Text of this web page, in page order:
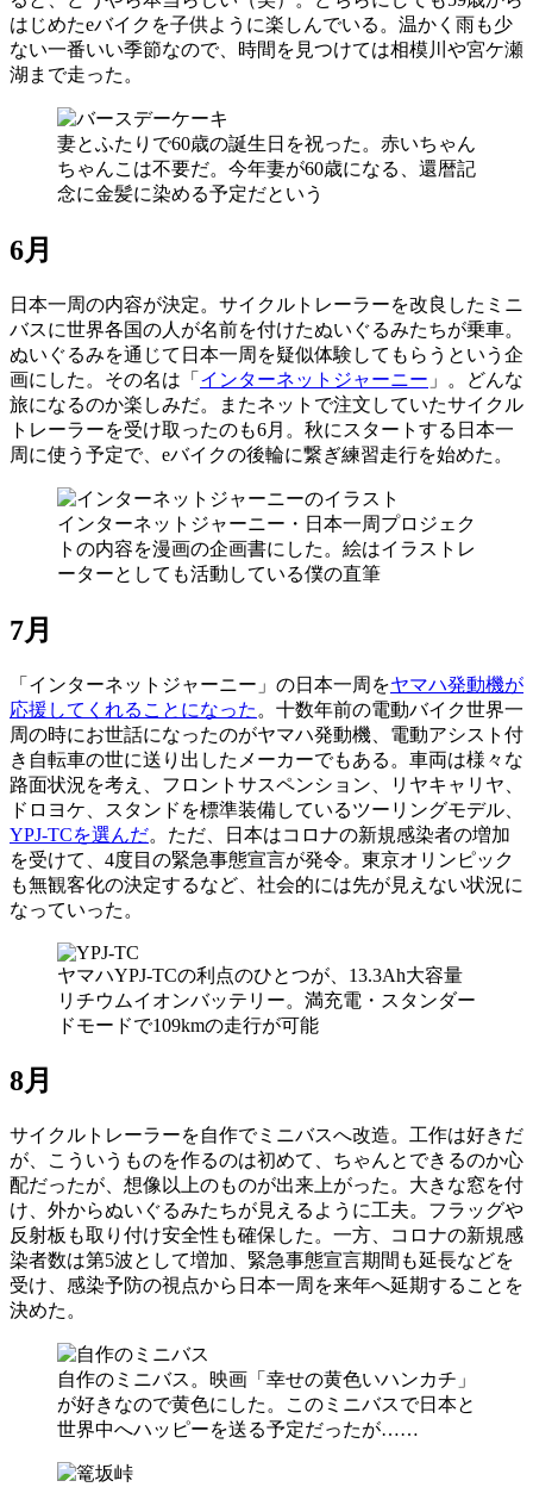
はじめたeバイクを子供ように楽しんでいる。温かく雨も少
ない一番いい季節なので、時間を見つけては相模川や宮ケ瀬
湖まで走った。
妻とふたりで60歳の誕生日を祝った。赤いちゃん
ちゃんこは不要だ。今年妻が60歳になる、還暦記
念に金髪に染める予定だという
6月
日本一周の内容が決定。サイクルトレーラーを改良したミニ
バスに世界各国の人が名前を付けたぬいぐるみたちが乗車。
ぬいぐるみを通じて日本一周を疑似体験してもらうという企
画にした。その名は「 インターネットジャーニー 」。どんな
旅になるのか楽しみだ。またネットで注文していたサイクル
トレーラーを受け取ったのも6月。秋にスタートする日本一
周に使う予定で、eバイクの後輪に繋ぎ練習走行を始めた。
インターネットジャーニー・日本一周プロジェク
トの内容を漫画の企画書にした。絵はイラストレ
ーターとしても活動している僕の直筆
7月
「インターネットジャーニー」の日本一周をヤマハ発動機が
応援してくれることになった 。十数年前の電動バイク世界一
周の時にお世話になったのがヤマハ発動機、電動アシスト付
き自転車の世に送り出したメーカーでもある。車両は様々な
路面状況を考え、フロントサスペンション、リヤキャリヤ、
ドロヨケ、スタンドを標準装備しているツーリングモデル、
YPJ-TCを選んだ。ただ、日本はコロナの新規感染者の増加
を受けて、4度目の緊急事態宣言が発令。東京オリンピック
も無観客化の決定するなど、社会的には先が見えない状況に
なっていった。
ヤマハYPJ-TCの利点のひとつが、13.3Ah大容量
リチウムイオンバッテリー。満充電・スタンダー
ドモードで109kmの走行が可能
8月
サイクルトレーラーを自作でミニバスへ改造。工作は好きだ
が、こういうものを作るのは初めて、ちゃんとできるのか心
配だったが、想像以上のものが出来上がった。大きな窓を付
け、外からぬいぐるみたちが見えるように工夫。フラッグや
反射板も取り付け安全性も確保した。一方、コロナの新規感
染者数は第5波として増加、緊急事態宣言期間も延長などを
受け、感染予防の視点から日本一周を来年へ延期することを
決めた。
自作のミニバス。映画「幸せの黄色いハンカチ」
が好きなので黄色にした。このミニバスで日本と
世界中へハッピーを送る予定だったが……